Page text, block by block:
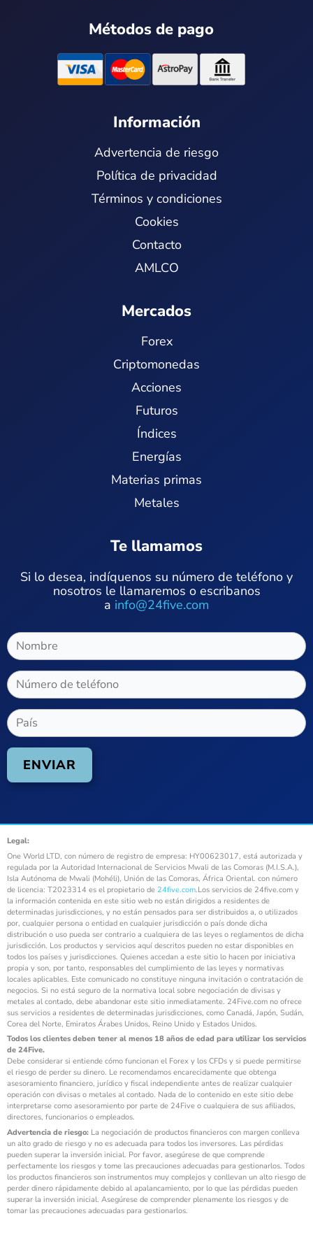
a
r
a
m
u
e
e
i
n
i
t
e
r
Métodos de pago
Información
Advertencia de riesgo
Política de privacidad
Términos y condiciones
Cookies
Contacto
AMLCO
Mercados
Forex
Criptomonedas
Acciones
Futuros
Índices
Energías
Materias primas
Metales
Te llamamos
Si lo desea, indíquenos su número de teléfono y
nosotros le llamaremos o escribanos
a info@24five.com
Legal:
One World LTD, con número de registro de empresa: HY00623017, está autorizada y
regulada por la Autoridad Internacional de Servicios Mwali de las Comoras (M.I.S.A.),
Isla Autónoma de Mwali (Mohéli), Unión de las Comoras, África Oriental. con número
de licencia: T2023314 es el propietario de 24five.com.Los servicios de 24five.com y
la información contenida en este sitio web no están dirigidos a residentes de
determinadas jurisdicciones, y no están pensados para ser distribuidos a, o utilizados
por, cualquier persona o entidad en cualquier jurisdicción o país donde dicha
distribución o uso pueda ser contrario a cualquiera de las leyes o reglamentos de dicha
jurisdicción. Los productos y servicios aquí descritos pueden no estar disponibles en
todos los países y jurisdicciones. Quienes accedan a este sitio lo hacen por iniciativa
propia y son, por tanto, responsables del cumplimiento de las leyes y normativas
locales aplicables. Este comunicado no constituye ninguna invitación o contratación de
negocios. Si no está seguro de la normativa local sobre negociación de divisas y
metales al contado, debe abandonar este sitio inmediatamente. 24Five.com no ofrece
sus servicios a residentes de determinadas jurisdicciones, como Canadá, Japón, Sudán,
Corea del Norte, Emiratos Árabes Unidos, Reino Unido y Estados Unidos.
Todos los clientes deben tener al menos 18 años de edad para utilizar los servicios
de 24Five.
Debe considerar si entiende cómo funcionan el Forex y los CFDs y si puede permitirse
el riesgo de perder su dinero. Le recomendamos encarecidamente que obtenga
asesoramiento financiero, jurídico y fiscal independiente antes de realizar cualquier
operación con divisas o metales al contado. Nada de lo contenido en este sitio debe
interpretarse como asesoramiento por parte de 24Five o cualquiera de sus afiliados,
directores, funcionarios o empleados.
Advertencia de riesgo: La negociación de productos financieros con margen conlleva
un alto grado de riesgo y no es adecuada para todos los inversores. Las pérdidas
pueden superar la inversión inicial. Por favor, asegúrese de que comprende
perfectamente los riesgos y tome las precauciones adecuadas para gestionarlos. Todos
los productos financieros son instrumentos muy complejos y conllevan un alto riesgo de
perder dinero rápidamente debido al apalancamiento, por lo que las pérdidas pueden
superar la inversión inicial. Asegúrese de comprender plenamente los riesgos y de
tomar las precauciones adecuadas para gestionarlos.